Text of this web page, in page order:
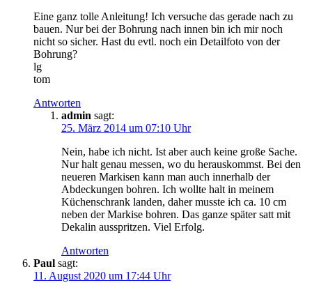
Eine ganz tolle Anleitung! Ich versuche das gerade nach zu
bauen. Nur bei der Bohrung nach innen bin ich mir noch
nicht so sicher. Hast du evtl. noch ein Detailfoto von der
Bohrung?
lg
tom
Antworten
admin sagt:
25. März 2014 um 07:10 Uhr
Nein, habe ich nicht. Ist aber auch keine große Sache.
Nur halt genau messen, wo du herauskommst. Bei den
neueren Markisen kann man auch innerhalb der
Abdeckungen bohren. Ich wollte halt in meinem
Küchenschrank landen, daher musste ich ca. 10 cm
neben der Markise bohren. Das ganze später satt mit
Dekalin ausspritzen. Viel Erfolg.
Antworten
Paul sagt:
11. August 2020 um 17:44 Uhr